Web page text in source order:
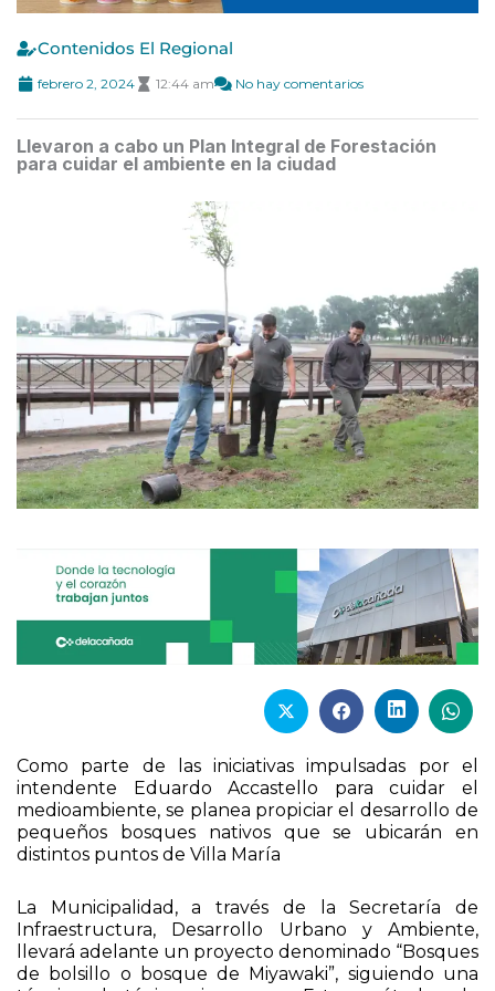
Contenidos El Regional
febrero 2, 2024 12:44 am No hay comentarios
Llevaron a cabo un Plan Integral de Forestación
para cuidar el ambiente en la ciudad
Como parte de las iniciativas impulsadas por el
intendente Eduardo Accastello para cuidar el
medioambiente, se planea propiciar el desarrollo de
pequeños bosques nativos que se ubicarán en
distintos puntos de Villa María
La Municipalidad, a través de la Secretaría de
Infraestructura, Desarrollo Urbano y Ambiente,
llevará adelante un proyecto denominado “Bosques
de bolsillo o bosque de Miyawaki”, siguiendo una